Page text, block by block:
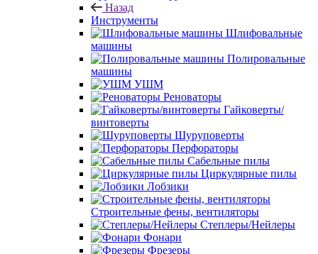
Назад
Инструменты
Шлифовальные
машины
Полировальные
машины
УШМ
Реноваторы
Гайковерты/
винтоверты
Шуруповерты
Перфораторы
Сабельные пилы
Циркулярные пилы
Лобзики
Строительные фены, вентиляторы
Степлеры/Нейлеры
Фонари
Фрезеры